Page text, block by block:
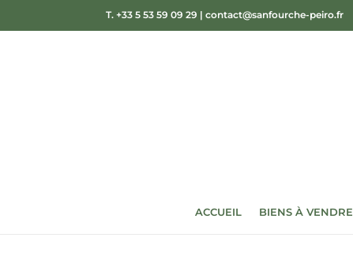
T. +33 5 53 59 09 29 | contact@sanfourche-peiro.fr
ACCUEIL BIENS À VENDRE